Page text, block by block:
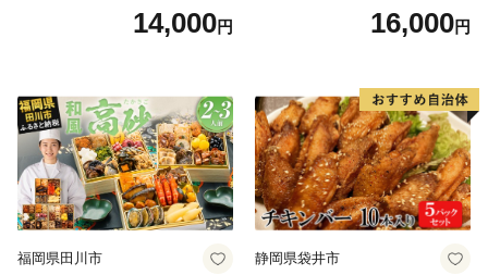
ほぐし サケフレーク シャケ
フレーク 鮭フレーク14,000円
菜 牛たん 一人暮らし 冷凍】
16,000円
福岡県田川市 静岡県袋井市